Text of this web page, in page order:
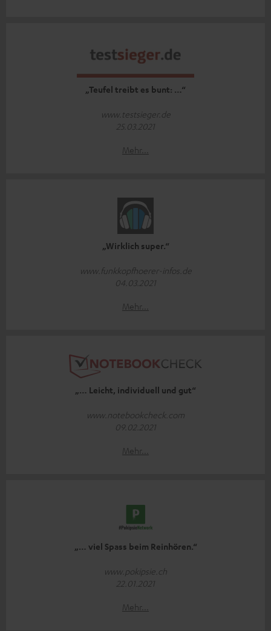
„Teufel treibt es bunt: …“
www.testsieger.de
25.03.2021
Mehr...
„Wirklich super.“
www.funkkopfhoerer-infos.de
04.03.2021
Mehr...
„… Leicht, individuell und gut“
www.notebookcheck.com
09.02.2021
Mehr...
„… viel Spass beim Reinhören.“
www.pokipsie.ch
22.01.2021
Mehr...